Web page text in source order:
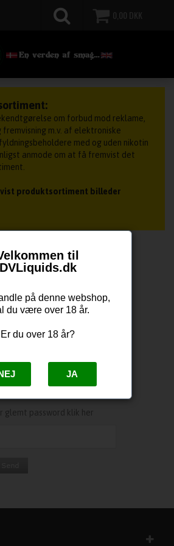
0,00 DKK
om forbud mod reklame,
fremvisning m.v. af elektroniske
med og uden nikotin
anmode om at få fremvist det
produktsortiment billeder
glemt password klik her
til
DVLiquids.dk
på denne webshop,
du være over 18 år.
Er du over 18 år?
JA